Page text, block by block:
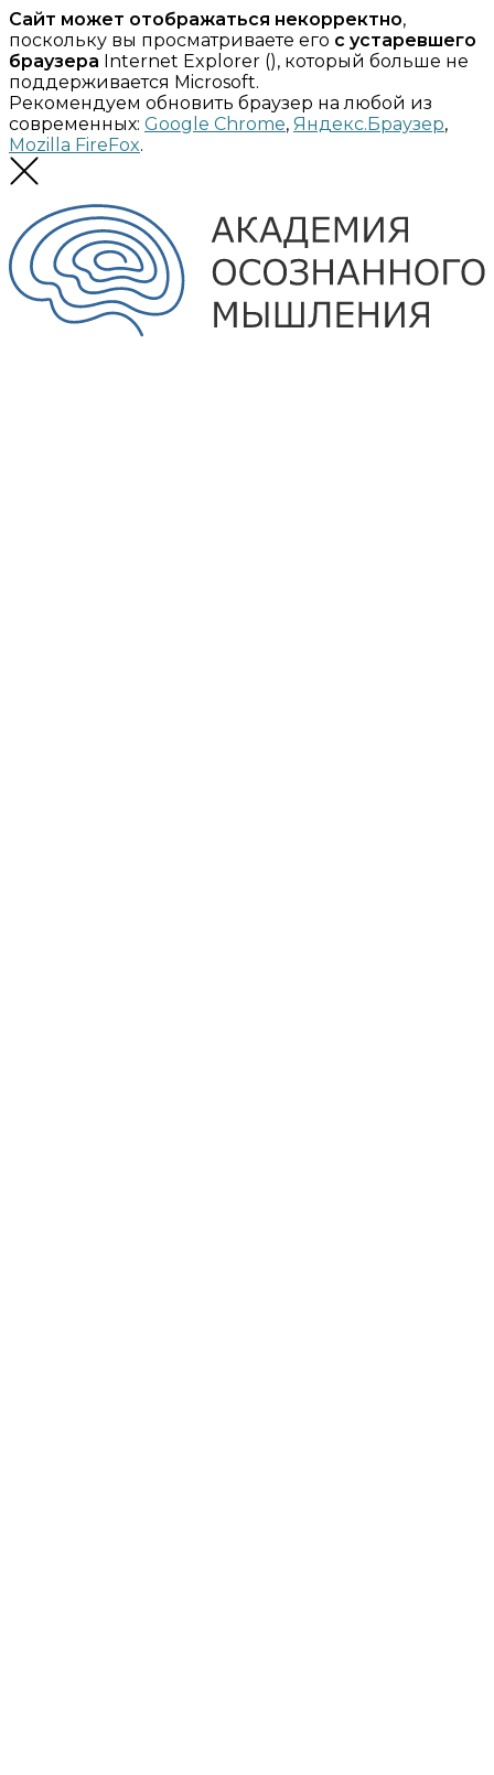
Сайт может отображаться некорректно,
поскольку вы просматриваете его с устаревшего
браузера Internet Explorer (), который больше не
поддерживается Microsoft.
Рекомендуем обновить браузер на любой из
современных: Google Chrome, Яндекс.Браузер,
Mozilla FireFox.